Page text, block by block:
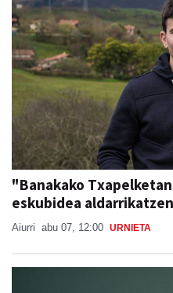
"Banakako
eskubidea
Aiurri abu 07, 12:00 URNIETA